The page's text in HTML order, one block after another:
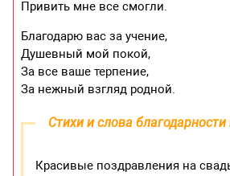
Привить мне все смогли.
Благодарю вас за учение,
Душевный мой покой,
За все ваше терпение,
За нежный взгляд родной.
Стихи и слова
Красивые поздравления на